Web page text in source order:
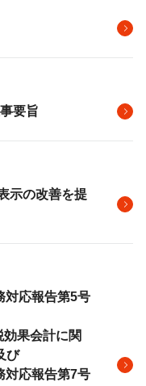
要旨
示の改善を提
対応報告第5号
効果会計に関
び
対応報告第7号